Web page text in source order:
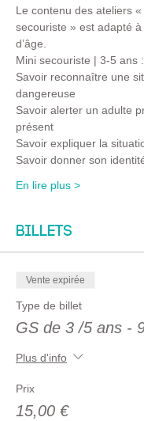
Le contenu des ateliers
secouriste » est adapté
d’âge.
Mini secouriste | 3-5 ans :
Savoir reconnaître une
dangereuse
Savoir alerter un adulte
présent
Savoir expliquer la
Savoir donner son
En lire plus >
Billets
Vente expirée
Type de billet
GS de 3 /5 ans -
Plus d'info
Prix
15,00 €